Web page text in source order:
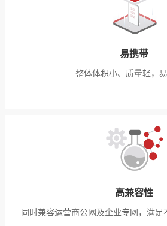
易携带
整体体积小、质量轻，
高兼容性
同时兼容运营商公网及企业专网，满足